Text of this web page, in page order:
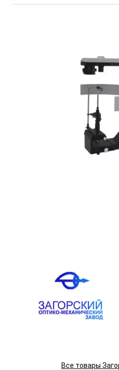
Все товары